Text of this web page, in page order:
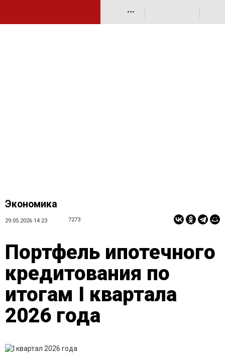
•••
Экономика
29.05.2026 14:23 7273
Портфель ипотечного
кредитования по
итогам I квартала
2026 года